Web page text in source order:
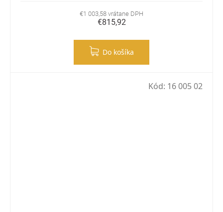
€1 003,58 vrátane DPH
€815,92
Do košíka
Kód: 16 005 02